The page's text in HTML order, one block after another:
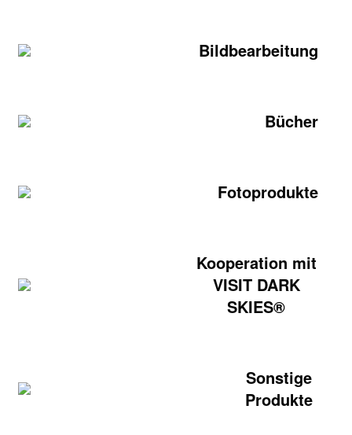
Bildbearbeitung
Bücher
Fotoprodukte
Kooperation mit
VISIT DARK
SKIES®
Sonstige
Produkte